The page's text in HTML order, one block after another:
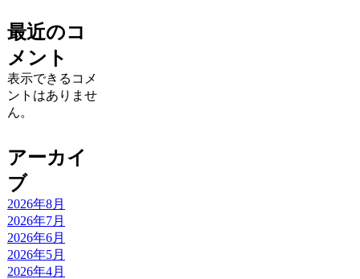
最近のコ
メント
表示できるコメ
ントはありませ
ん。
アーカイ
ブ
2026年8月
2026年7月
2026年6月
2026年5月
2026年4月